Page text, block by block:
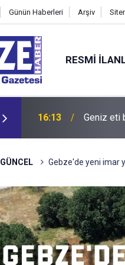
Günün Haberleri Arşiv
RESMI
15:27 Bilişim
GÜNCEL Gebze'de yeni imar